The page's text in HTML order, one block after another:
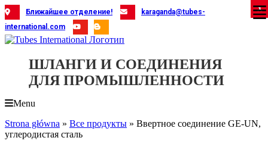
Skip
to
content
Ближайшее отделение!
karaganda@tubes-
international.com
ШЛАНГИ И СОЕДИНЕНИЯ
ДЛЯ ПРОМЫШЛЕННОСТИ
Menu
Strona główna » Все продукты » Ввертное соединение GE-UN,
углеродистая сталь
X
X
X
X
X
X
X
X
X
X
X
X
X
X
X
X
X
X
X